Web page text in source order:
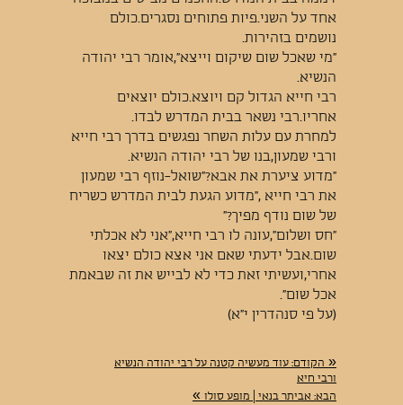
אחד על השני.פיות פתוחים נסגרים.כולם
נושמים בזהירות.
"מי שאכל שום שיקום וייצא",אומר רבי יהודה
הנשיא.
רבי חייא הגדול קם ויוצא.כולם יוצאים
אחריו.רבי נשאר בבית המדרש לבדו.
למחרת עם עלות השחר נפגשים בדרך רבי חייא
ורבי שמעון,בנו של רבי יהודה הנשיא.
"מדוע ציערת את אבא?"שואל-נוזף רבי שמעון
את רבי חייא ,"מדוע הגעת לבית המדרש כשריח
של שום נודף מפיך?"
"חס ושלום",עונה לו רבי חייא,"אני לא אכלתי
שום.אבל ידעתי שאם אני אצא כולם יצאו
אחרי,ועשיתי זאת כדי לא לבייש את זה שבאמת
אכל שום".
(על פי סנהדרין י"א)
« הקודם: עוד מעשיה קטנה על רבי יהודה הנשיא
ורבי חיא
הבא: אביתר בנאי | מופע סולו »